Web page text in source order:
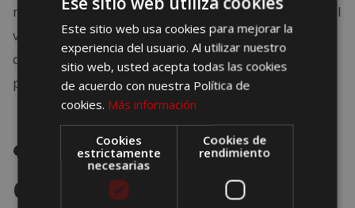
mientras más entretenidos estén, más rápido será el
viaje. Un arma que nunca falla, son los videojuegos,
que logran que los niños olviden que van sobre un
pájaro enorme de metal.
¿Qué gano viajando
con mis pequeños?
Este sitio web usa cookies para mejorar la
experiencia del usuario. Al utilizar nuestro
sitio web, usted acepta todas las cookies
de acuerdo con nuestra Política de
cookies. Más información
Cookies
estrictamente
necesarias
Cookies de
rendimiento